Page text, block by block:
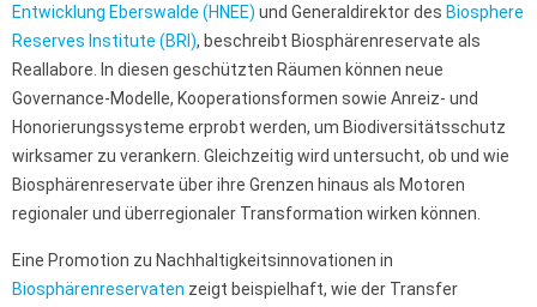
Entwicklung Eberswalde (HNEE) und Generaldirektor des Biosphere
Reserves Institute (BRI), beschreibt Biosphärenreservate als
Reallabore. In diesen geschützten Räumen können neue
Governance-Modelle, Kooperationsformen sowie Anreiz- und
Honorierungssysteme erprobt werden, um Biodiversitätsschutz
wirksamer zu verankern. Gleichzeitig wird untersucht, ob und wie
Biosphärenreservate über ihre Grenzen hinaus als Motoren
regionaler und überregionaler Transformation wirken können.
Eine Promotion zu Nachhaltigkeitsinnovationen in
Biosphärenreservaten zeigt beispielhaft, wie der Transfer